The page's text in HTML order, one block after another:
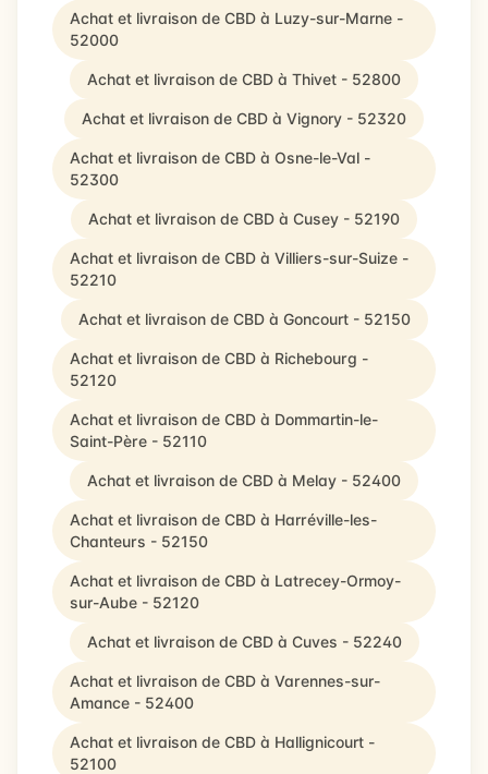
Achat et livraison de CBD à Luzy-sur-Marne -
52000
Achat et livraison de CBD à Thivet - 52800
Achat et livraison de CBD à Vignory - 52320
Achat et livraison de CBD à Osne-le-Val -
52300
Achat et livraison de CBD à Cusey - 52190
Achat et livraison de CBD à Villiers-sur-Suize -
52210
Achat et livraison de CBD à Goncourt - 52150
Achat et livraison de CBD à Richebourg -
52120
Achat et livraison de CBD à Dommartin-le-
Saint-Père - 52110
Achat et livraison de CBD à Melay - 52400
Achat et livraison de CBD à Harréville-les-
Chanteurs - 52150
Achat et livraison de CBD à Latrecey-Ormoy-
sur-Aube - 52120
Achat et livraison de CBD à Cuves - 52240
Achat et livraison de CBD à Varennes-sur-
Amance - 52400
Achat et livraison de CBD à Hallignicourt -
52100